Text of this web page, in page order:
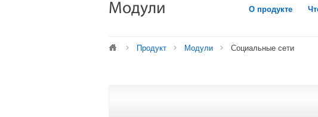
Модули О продукте
Продукт Модули Социальные сети